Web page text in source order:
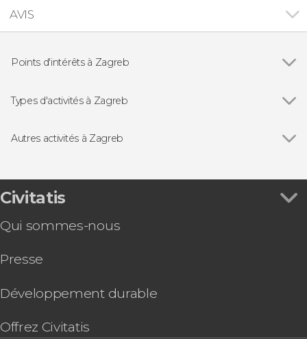
AVIS
Points d'intérêts à Zagreb
Types d'activités à Zagreb
Autres activités à Zagreb
Free tour dans Zagreb
Excursion d'une journée à Ljubljana et Bled
Civitatis
Qui sommes-nous
Presse
Développement durable
Offrez Civitatis